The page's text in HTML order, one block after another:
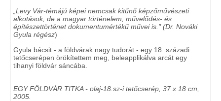
„Levy Vár-témájú képei nemcsak kitűnő képzőművészeti
alkotások, de a magyar történelem, művelődés- és
építészettörténet dokumentumértékű művei is."(Dr. Nováki
Gyula régész)
Gyula bácsit - a földvárak nagy tudorát - egy 18. századi
tetőcserépen örökítettem meg, beleapplikálva arcát egy
tihanyi földvár sáncába.
EGY FÖLDVÁR TITKA - olaj-18.sz-i tetőcserép, 37 x 18 cm,
2005.